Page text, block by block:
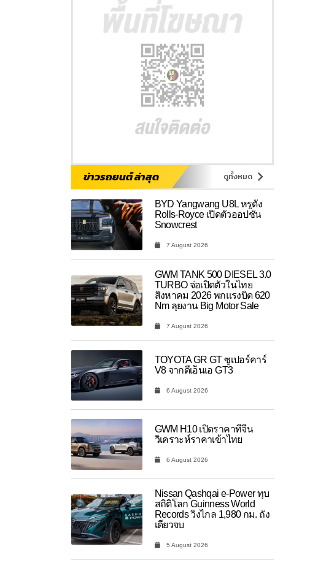
ข่าวรถยนต์ ล่าสุด ดูทั้งหมด
BYD Yangwang U8L หรูดั่ง
Rolls-Royce เปิดตัวออปชัน
Snowcrest
7 August 2026
GWM TANK 500 DIESEL 3.0
TURBO จ่อเปิดตัวในไทย
สิงหาคม 2026 พกแรงบิด 620
Nm ลุยงาน Big Motor Sale
7 August 2026
TOYOTA GR GT ซูเปอร์คาร์
V8 จากดีเอ็นเอ GT3
6 August 2026
GWM H10 เปิดราคาที่จีน
วิเคราะห์ราคาเข้าไทย
6 August 2026
Nissan Qashqai e-Power ทุบ
สถิติโลก Guinness World
Records วิ่งไกล 1,980 กม. ถัง
เดียวจบ
5 August 2026